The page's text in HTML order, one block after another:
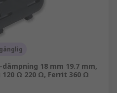
18 mm 19.7 mm,
Ω 220 Ω, Ferrit 360 Ω